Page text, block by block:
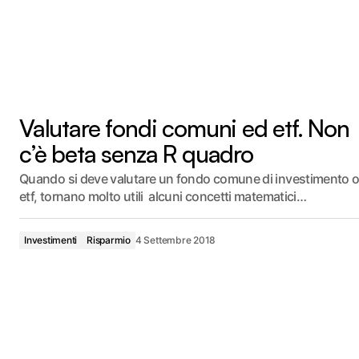
Valutare fondi comuni ed etf. Non
c’è beta senza R quadro
Quando si deve valutare un fondo comune di investimento
etf, tornano molto utili alcuni concetti matematici…
Investimenti Risparmio 4 Settembre 2018